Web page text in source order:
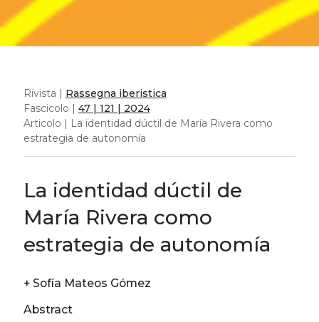
Rivista | Rassegna iberistica
Fascicolo | 47 | 121 | 2024
Articolo | La identidad dúctil de María Rivera como
estrategia de autonomía
La identidad dúctil de
María Rivera como
estrategia de autonomía
+ Sofía Mateos Gómez
Abstract